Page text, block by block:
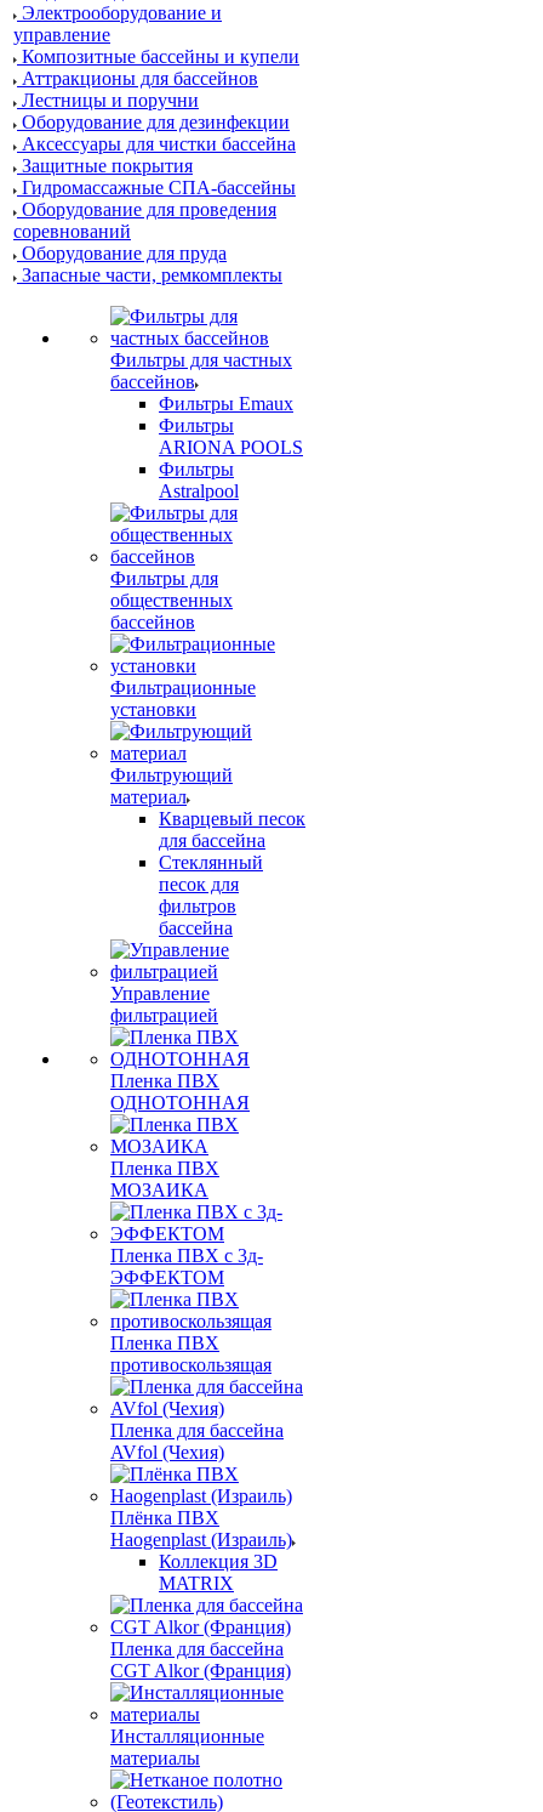
Электрооборудование и
управление
Композитные бассейны и купели
Аттракционы для бассейнов
Лестницы и поручни
Оборудование для дезинфекции
Аксессуары для чистки бассейна
Защитные покрытия
Гидромассажные СПА-бассейны
Оборудование для проведения
соревнований
Оборудование для пруда
Запасные части, ремкомплекты
Фильтры для частных
бассейнов
Фильтры Emaux
Фильтры
ARIONA POOLS
Фильтры
Astralpool
Фильтры для
общественных
бассейнов
Фильтрационные
установки
Фильтрующий
материал
Кварцевый песок
для бассейна
Cтеклянный
песок для
фильтров
бассейна
Управление
фильтрацией
Пленка ПВХ
ОДНОТОННАЯ
Пленка ПВХ
МОЗАИКА
Пленка ПВХ с 3д-
ЭФФЕКТОМ
Пленка ПВХ
противоскользящая
Пленка для бассейна
AVfol (Чехия)
Плёнка ПВХ
Haogenplast (Израиль)
Коллекция 3D
MATRIX
Пленка для бассейна
CGT Alkor (Франция)
Инсталляционные
материалы